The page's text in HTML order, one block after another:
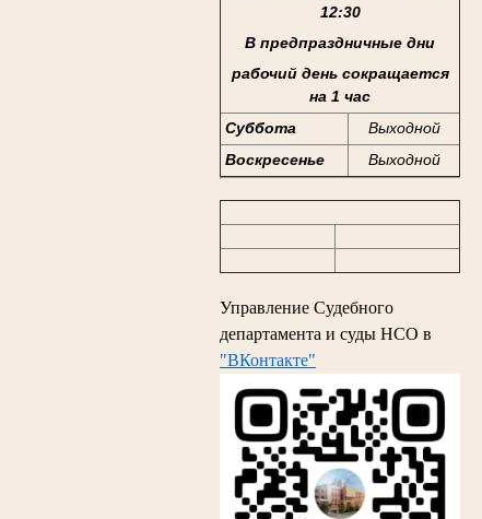
12:30
В предпраздничные дни
рабочий день сокращается
на 1 час
Суббота
Выходной
Воскресенье
Выходной
Управление Судебного
департамента и суды НСО в
"ВКонтакте"